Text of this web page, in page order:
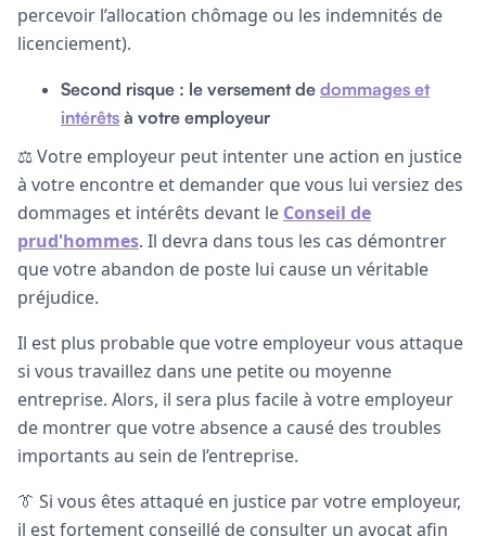
percevoir l’allocation chômage ou les indemnités de
licenciement).
Second risque : le versement de dommages et
intérêts à votre employeur
⚖️ Votre employeur peut intenter une action en justice
à votre encontre et demander que vous lui versiez des
dommages et intérêts devant le Conseil de
prud'hommes. Il devra dans tous les cas démontrer
que votre abandon de poste lui cause un véritable
préjudice.
Il est plus probable que votre employeur vous attaque
si vous travaillez dans une petite ou moyenne
entreprise. Alors, il sera plus facile à votre employeur
de montrer que votre absence a causé des troubles
importants au sein de l’entreprise.
👔 Si vous êtes attaqué en justice par votre employeur,
il est fortement conseillé de consulter un avocat afin